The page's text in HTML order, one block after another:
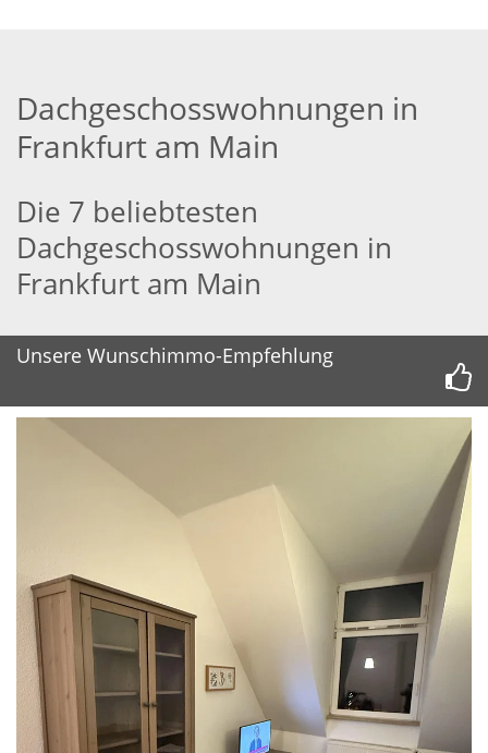
Dachgeschosswohnungen in
Frankfurt am Main
Die 7 beliebtesten
Dachgeschosswohnungen in
Frankfurt am Main
Unsere Wunschimmo-Empfehlung